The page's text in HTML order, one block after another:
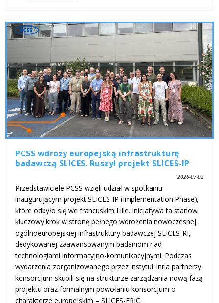
PCSS wdroży europejską infrastrukturę
badawczą SLICES. Ruszył projekt SLICES-IP
2026-07-02
Przedstawiciele PCSS wzięli udział w spotkaniu
inaugurującym projekt SLICES-IP (Implementation Phase),
które odbyło się we francuskim Lille. Inicjatywa ta stanowi
kluczowy krok w stronę pełnego wdrożenia nowoczesnej,
ogólnoeuropejskiej infrastruktury badawczej SLICES-RI,
dedykowanej zaawansowanym badaniom nad
technologiami informacyjno-komunikacyjnymi. Podczas
wydarzenia zorganizowanego przez instytut Inria partnerzy
konsorcjum skupili się na strukturze zarządzania nową fazą
projektu oraz formalnym powołaniu konsorcjum o
charakterze europejskim – SLICES-ERIC.